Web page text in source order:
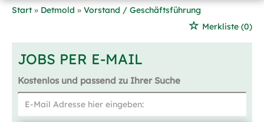
Start
Detmold
Vorstand / Geschäftsführung
Merkliste (0)
JOBS PER E-MAIL
Kostenlos und passend zu Ihrer Suche